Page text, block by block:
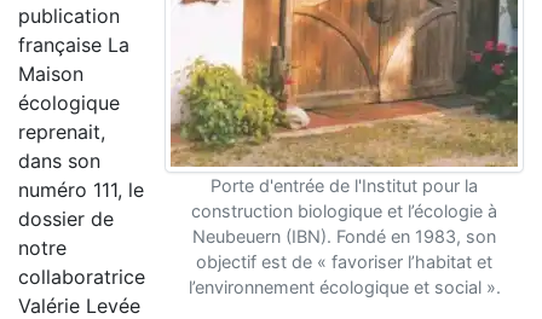
Porte d'entrée de l'Institut pour la
construction biologique et l’écologie à
Neubeuern (IBN). Fondé en 1983, son
objectif est de « favoriser l’habitat et
l’environnement écologique et social ».
publication
française La
Maison
écologique
reprenait,
dans son
numéro 111, le
dossier de
notre
collaboratrice
Valérie Levée